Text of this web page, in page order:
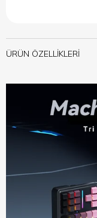
ÜRÜN ÖZELLIKLERI